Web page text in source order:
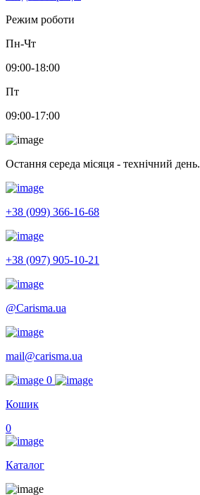
Режим роботи
Пн-Чт
09:00-18:00
Пт
09:00-17:00
Остання середа місяця - технічний день.
+38 (099) 366-16-68
+38 (097) 905-10-21
@Carisma.ua
mail@carisma.ua
0
Кошик
0
Каталог